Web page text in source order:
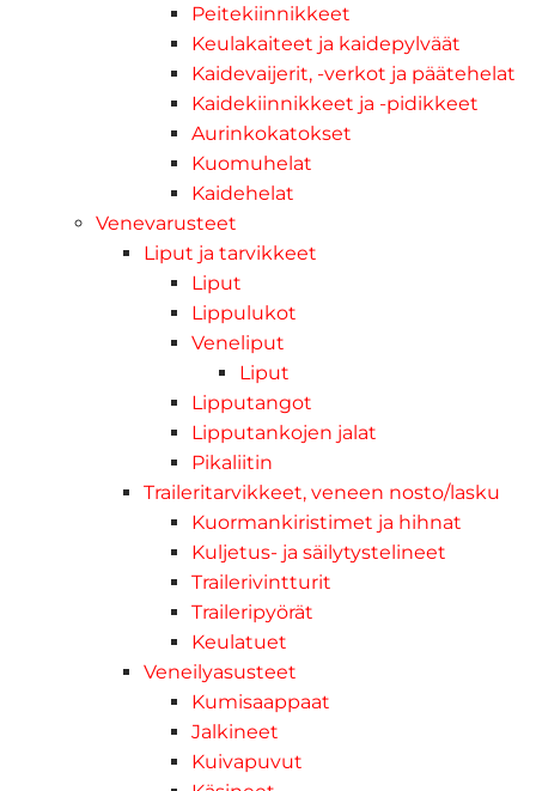
Peitekiinnikkeet
Keulakaiteet ja kaidepylväät
Kaidevaijerit, -verkot ja päätehelat
Kaidekiinnikkeet ja -pidikkeet
Aurinkokatokset
Kuomuhelat
Kaidehelat
Venevarusteet
Liput ja tarvikkeet
Liput
Lippulukot
Veneliput
Liput
Lipputangot
Lipputankojen jalat
Pikaliitin
Traileritarvikkeet, veneen nosto/lasku
Kuormankiristimet ja hihnat
Kuljetus- ja säilytystelineet
Trailerivintturit
Traileripyörät
Keulatuet
Veneilyasusteet
Kumisaappaat
Jalkineet
Kuivapuvut